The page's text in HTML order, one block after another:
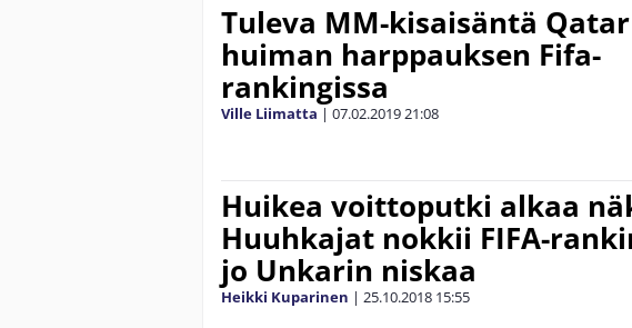
Tuleva MM-kisaisäntä
huiman harppauksen Fifa-
rankingissa
Ville Liimatta | 07.02.201921:08
Huikea voittoputki alkaa
Huuhkajat nokkii FIFA-
jo Unkarin niskaa
Heikki Kuparinen | 25.10.2018 15:55